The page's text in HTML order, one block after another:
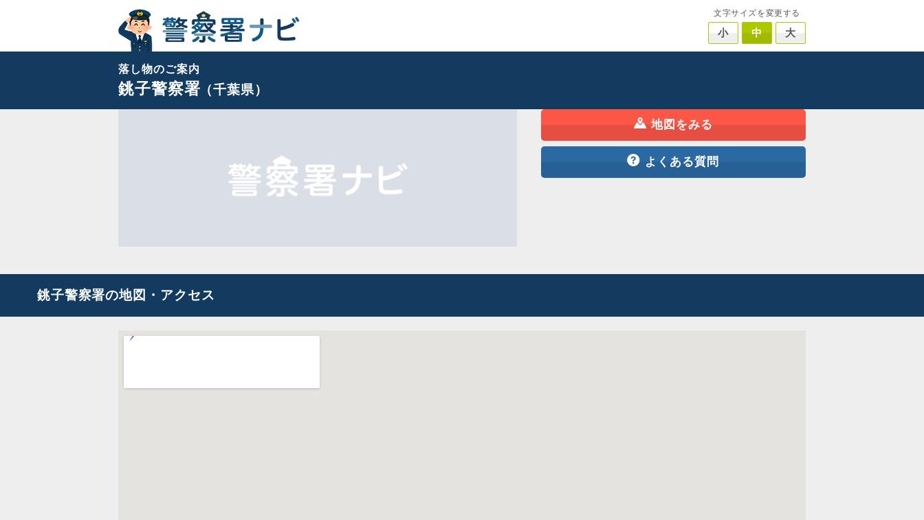
文字サイズを変更する
小 中 大
落し物のご案内
銚子警察署（千葉県）
地図をみる
よくある質問
銚子警察署の地図・アクセス